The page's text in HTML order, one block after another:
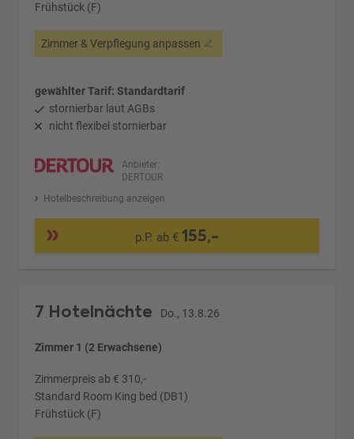
Frühstück (F)
Zimmer & Verpflegung anpassen
gewählter Tarif: Standardtarif
stornierbar laut AGBs
nicht flexibel stornierbar
Anbieter:
DERTOUR
Hotelbeschreibung anzeigen
p.P. ab € 155,-
7 Hotelnächte Do., 13.8.26
Zimmer 1 (2 Erwachsene)
Zimmerpreis ab € 310,-
Standard Room King bed (DB1)
Frühstück (F)